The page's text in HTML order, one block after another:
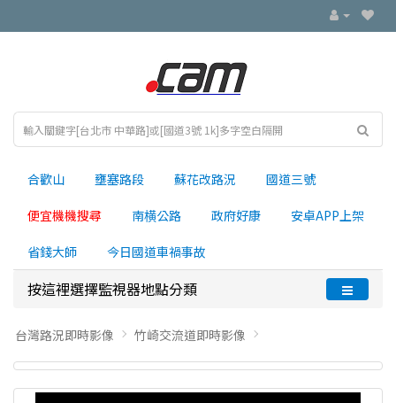
合歡山 壅塞路段 蘇花改路況 國道三號
便宜機機搜尋 南横公路 政府好康 安卓APP上架
省錢大師 今日國道車禍事故
按這裡選擇監視器地點分類
台灣路況即時影像 竹崎交流道即時影像